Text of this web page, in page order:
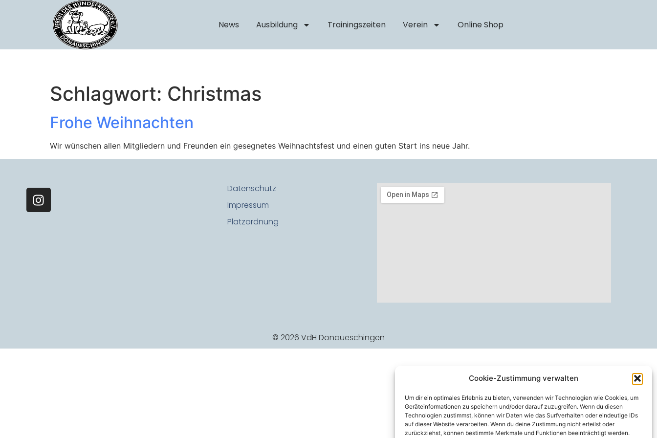
Cookie-Zustimmung verwalten
Um dir ein optimales Erlebnis zu bieten, verwenden wir Technologien wie Cookies, um
Geräteinformationen zu speichern und/oder darauf zuzugreifen. Wenn du diesen
Technologien zustimmst, können wir Daten wie das Surfverhalten oder eindeutige IDs
auf dieser Website verarbeiten. Wenn du deine Zustimmung nicht erteilst oder
zurückziehst, können bestimmte Merkmale und Funktionen beeinträchtigt werden.
News Ausbildung Trainingszeiten Verein Online Shop
Schlagwort: Christmas
Frohe Weihnachten
Wir wünschen allen Mitgliedern und Freunden ein gesegnetes Weihnachtsfest und einen guten Start ins neue Jahr.
Datenschutz
Impressum
Platzordnung
© 2026 VdH Donaueschingen